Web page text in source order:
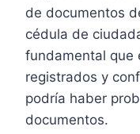
de documentos
cédula de
fundamental que
registrados y
podría haber
documentos.